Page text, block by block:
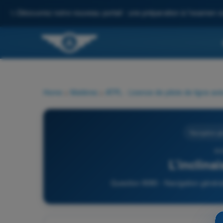
Découvrez notre nouveau portail : une préparation à l'examen
Home Matières ATPL - Licence de pilote de ligne avion
Question 9080 - Navigation